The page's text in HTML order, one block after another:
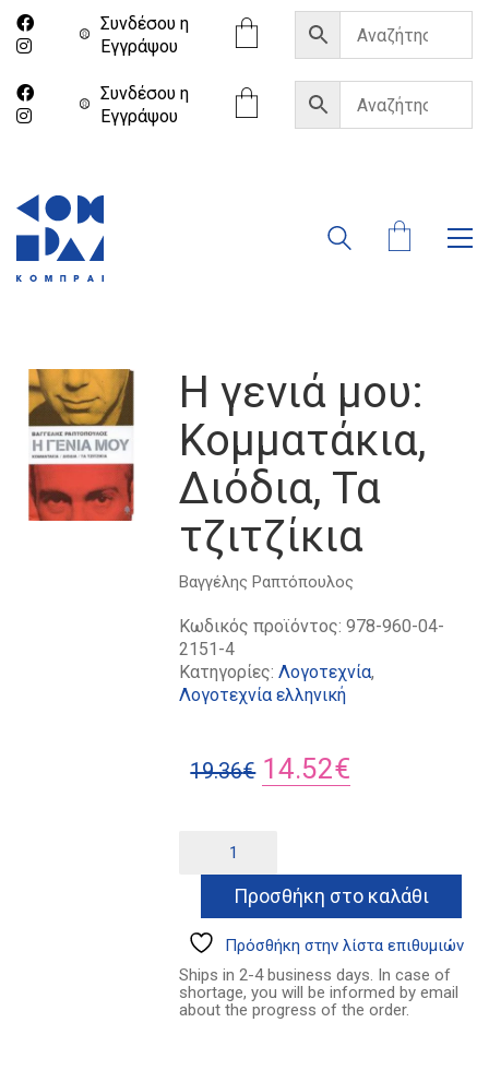
Συνδέσου η
Eγγράψου
Συνδέσου η
Eγγράψου
Η γενιά μου:
Κομματάκια,
Διόδια, Τα
τζιτζίκια
Βαγγέλης Ραπτόπουλος
Κωδικός προϊόντος:978-960-04-
2151-4
Κατηγορίες:Λογοτεχνία,
Λογοτεχνία ελληνική
19.36€ Original
19.36€.
14.52€
είναι:
14.52€.
μου:
Κομματάκια,
Διόδια,
Τα
ποσότητα
Προσθήκη στο καλάθι
Πρόσθήκη στην λίστα επιθυμιών
Ships in 2-4 business days. In case of
shortage, you will be informed by email
about the progress of the order.